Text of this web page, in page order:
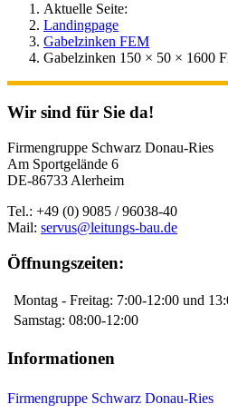
Aktuelle Seite:
Landingpage
Gabelzinken FEM
Gabelzinken 150 × 50 × 1600
Wir sind für Sie da!
Firmengruppe Schwarz Donau-Ries
Am Sportgelände 6
DE-86733 Alerheim
Tel.: +49 (0) 9085 / 96038-40
Mail: servus@leitungs-bau.de
Öffnungszeiten:
Montag - Freitag: 7:00-12:00 und
Samstag: 08:00-12:00
Informationen
Firmengruppe Schwarz Donau-Ries